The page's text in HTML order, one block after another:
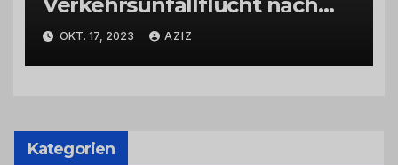
Abbiegevorgang
OKT. 17, 2023 AZIZ
Kategorien